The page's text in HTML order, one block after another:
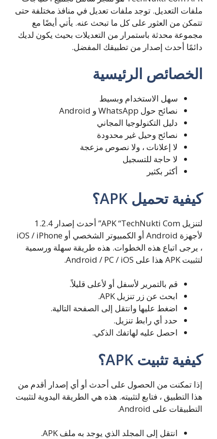
ملفات التعديل. توجد ملفات تعديل في منافذ مختلفة حتى
تتمكن من العثور على كل ما تبحث عنه. يأتي أيضًا مع
مجموعة محدثة باستمرار من التعديلات بحيث يكون لديك
دائمًا أحدث إصدار من تطبيقك المفضل.
الخصائص الرئيسية
سهل الاستخدام وبسيط
نصائح حول WhatsApp و Android
دليل التكنولوجيا المجاني
نصائح وحيل غير محدودة
لا إعلانات ، ولا نصوص مزعجة
لا حاجة للتسجيل
أكثر بكثير
كيفية تحميل APK؟
لتنزيل APK “TechNukti Com” أحدث إصدار 1.2.4
لأجهزة Android أو الكمبيوتر الشخصي أو iOS / iPhone
، يرجى اتباع هذه الخطوات. هذه طريقة سهلة ورسمية
لتثبيت APK هذا على Android / PC / iOS.
قم بالتمرير لأسفل أو لأعلى قليلاً.
ابحث عن زر تنزيل APK.
اضغط عليها وانتقل إلى الصفحة التالية.
حدد أي رابط تنزيل.
احصل عليه لهاتفك الذكي.
كيفية تثبيت APK؟
إذا تمكنت من الحصول على أحدث أو أي إصدار أقدم من
هذا التطبيق ، فتابع لتثبيته. هذه هي الطريقة اليدوية لتثبيت
التطبيقات على Android.
انتقل إلى المجلد الذي يوجد به ملف APK.